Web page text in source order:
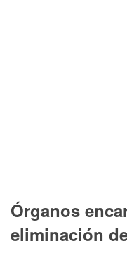
Órganos
eliminación